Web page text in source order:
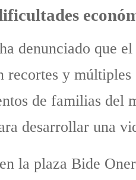
denunciado que
y
de familias del
desarrollar una
la plaza Bide